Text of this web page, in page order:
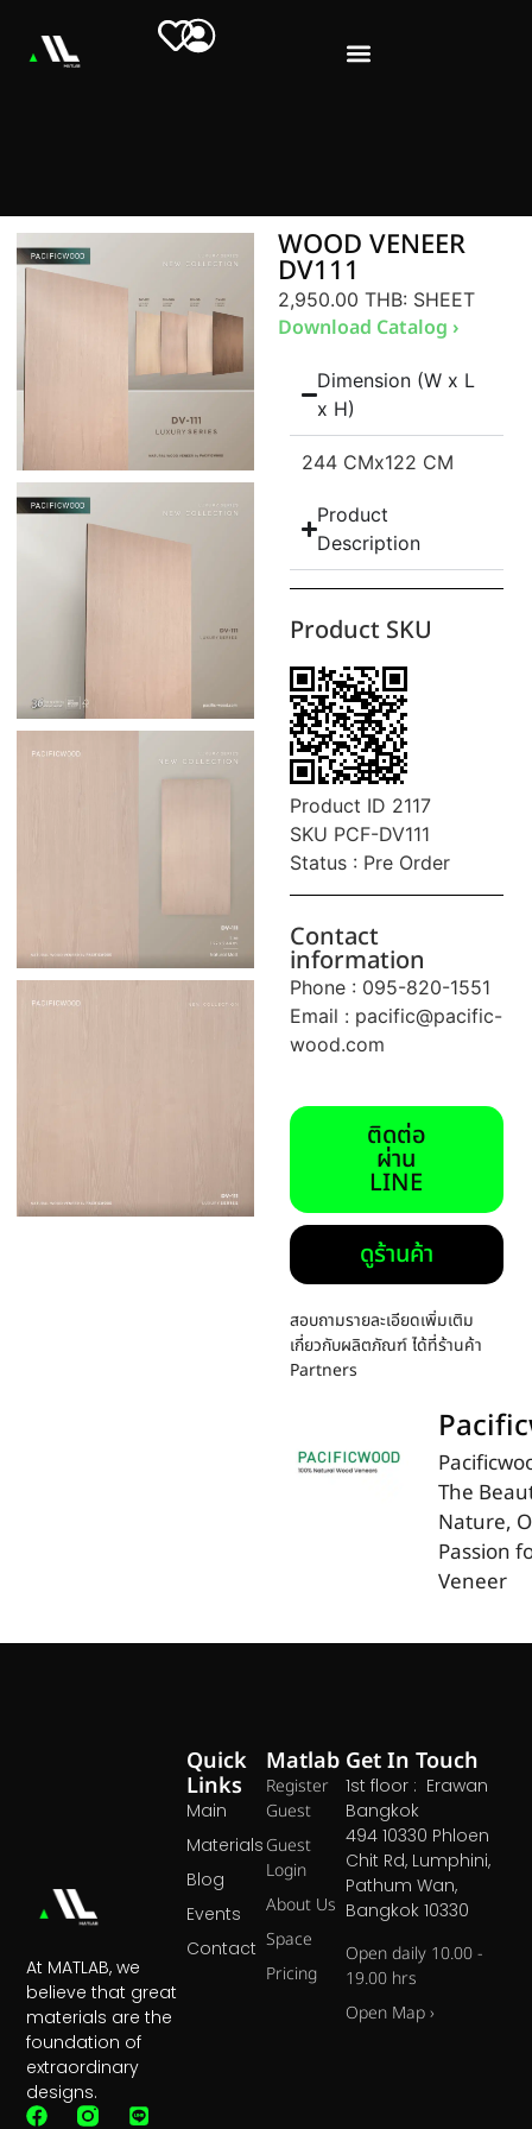
WOOD VENEER
DV111
2,950.00 THB: SHEET
Download Catalog ›
Dimension (W x L
x H)
244 CMx122 CM
Product
Description
Product SKU
Product ID 2117
SKU PCF-DV111
Status : Pre Order
Contact
information
Phone : 095-820-1551
Email : pacific@pacific-
wood.com
ติดต่อ
ผ่าน
LINE
ดูร้านค้า
สอบถามรายละเอียดเพิ่มเติม
เกี่ยวกับผลิตภัณฑ์ ได้ที่ร้านค้า
Partners
The
Nature,
Passion
Veneer
At MATLAB, we
believe that great
materials are the
foundation of
extraordinary
designs.
Matlab
Register
Guest
Guest
Login
About Us
Space
Pricing
Quick
Links
Main
Materials
Blog
Events
Contact
Get In Touch
1st floor : Erawan
Bangkok
494 10330 Phloen
Chit Rd, Lumphini,
Pathum Wan,
Bangkok 10330
Open daily 10.00 -
19.00 hrs
Open Map ›